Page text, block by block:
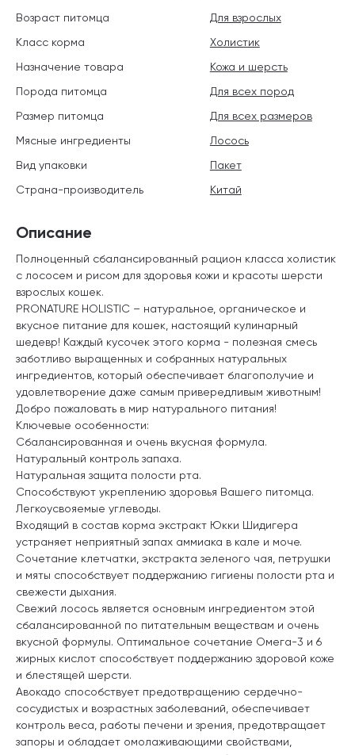
Описание
Полноценный сбалансированный рацион класса холистик
с лососем и рисом для здоровья кожи и красоты шерсти
взрослых кошек.
PRONATURE HOLISTIC – натуральное, органическое и
вкусное питание для кошек, настоящий кулинарный
шедевр! Каждый кусочек этого корма - полезная смесь
заботливо выращенных и собранных натуральных
ингредиентов, который обеспечивает благополучие и
удовлетворение даже самым привередливым животным!
Добро пожаловать в мир натурального питания!
Ключевые особенности:
Сбалансированная и очень вкусная формула.
Натуральный контроль запаха.
Натуральная защита полости рта.
Способствуют укреплению здоровья Вашего питомца.
Легкоусвояемые углеводы.
Входящий в состав корма экстракт Юкки Шидигера
устраняет неприятный запах аммиака в кале и моче.
Сочетание клетчатки, экстракта зеленого чая, петрушки
и мяты способствует поддержанию гигиены полости рта и
свежести дыхания.
Свежий лосось является основным ингредиентом этой
сбалансированной по питательным веществам и очень
вкусной формулы. Оптимальное сочетание Омега-3 и 6
жирных кислот способствует поддержанию здоровой коже
и блестящей шерсти.
Авокадо способствует предотвращению сердечно-
сосудистых и возрастных заболеваний, обеспечивает
контроль веса, работы печени и зрения, предотвращает
запоры и обладает омолаживающими свойствами,
Возраст питомца
Для взрослых
Класс корма
Холистик
Назначение товара
Кожа и шерсть
Порода питомца
Для всех пород
Размер питомца
Для всех размеров
Мясные ингредиенты
Лосось
Вид упаковки
Пакет
Страна-производитель
Китай